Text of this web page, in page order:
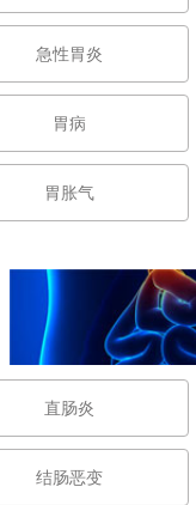
急性胃炎
胃病
胃胀气
直肠炎
结肠恶变